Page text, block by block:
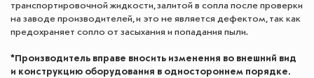
транспортировочной жидкости, залитой в сопла после проверки
на заводе производителей, и это не является дефектом, так как
предохраняет сопло от засыхания и попадания пыли.
*Производитель вправе вносить изменения во внешний вид
и конструкцию оборудования в одностороннем порядке.